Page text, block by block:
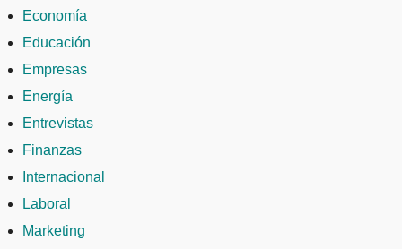
Economía
Educación
Empresas
Energía
Entrevistas
Finanzas
Internacional
Laboral
Marketing